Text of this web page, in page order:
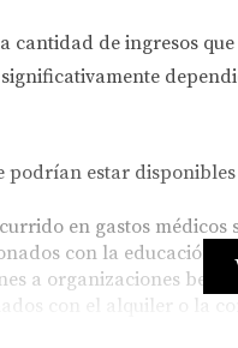
cantidad de ingresos
podrían estar
en gastos
con la educación
a organizaciones
con el alquiler o la